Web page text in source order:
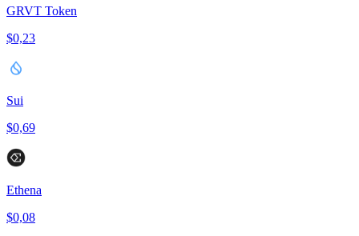
GRVT Token
$0,23
Sui
$0,69
Ethena
$0,08